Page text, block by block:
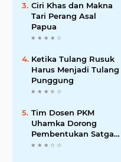
Ciri Khas dan Makna
Tari Perang Asal
Papua
Ketika Tulang Rusuk
Harus Menjadi Tulang
Punggung
Tim Dosen PKM
Uhamka Dorong
Pembentukan Satgas
Anti-Bullying di